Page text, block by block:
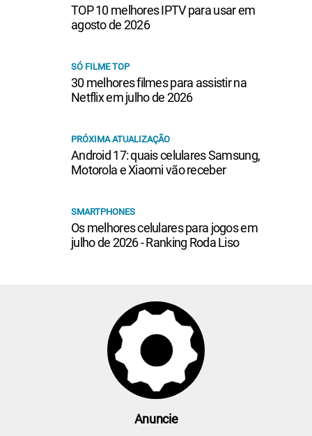
TOP 10 melhores IPTV para usar em
agosto de 2026
SÓ FILME TOP
30 melhores filmes para assistir na
Netflix em julho de 2026
PRÓXIMA ATUALIZAÇÃO
Android 17: quais celulares Samsung,
Motorola e Xiaomi vão receber
SMARTPHONES
Os melhores celulares para jogos em
julho de 2026 - Ranking Roda Liso
Anuncie